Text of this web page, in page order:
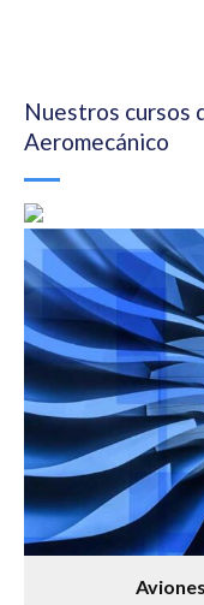
Nuestros cursos
Aeromecánico